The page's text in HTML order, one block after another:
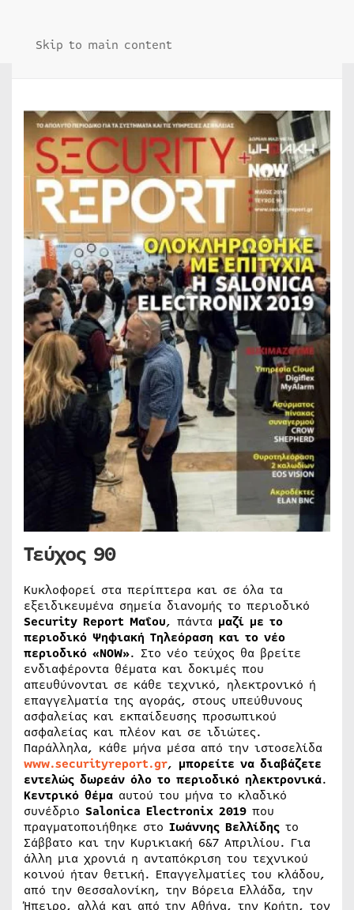
Skip to main content
Τεύχος 90
Κυκλοφορεί στα περίπτερα και σε όλα τα
εξειδικευμένα σημεία διανομής το περιοδικό
Security Report Μαΐου, πάντα μαζί με το
περιοδικό Ψηφιακή Τηλεόραση και το νέο
περιοδικό «NOW». Στο νέο τεύχος θα βρείτε
ενδιαφέροντα θέματα και δοκιμές που
απευθύνονται σε κάθε τεχνικό, ηλεκτρονικό ή
επαγγελματία της αγοράς, στους υπεύθυνους
ασφαλείας και εκπαίδευσης προσωπικού
ασφαλείας και πλέον και σε ιδιώτες.
Παράλληλα, κάθε μήνα μέσα από την ιστοσελίδα
www.securityreport.gr, μπορείτε να διαβάζετε
εντελώς δωρεάν όλο το περιοδικό ηλεκτρονικά.
Κεντρικό θέμα αυτού του μήνα το κλαδικό
συνέδριο Salonica Electronix 2019 που
πραγματοποιήθηκε στο Ιωάννης Βελλίδης το
Σάββατο και την Κυρικιακή 6&7 Απριλίου. Για
άλλη μια χρονιά η ανταπόκριση του τεχνικού
κοινού ήταν θετική. Επαγγελματίες του κλάδου,
από την Θεσσαλονίκη, την Βόρεια Ελλάδα, την
Ήπειρο, αλλά και από την Αθήνα, την Κρήτη, τον